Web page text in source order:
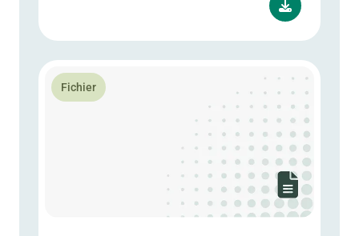
Fichier
En savoir plus Résultats annuels 2023 - Présentation